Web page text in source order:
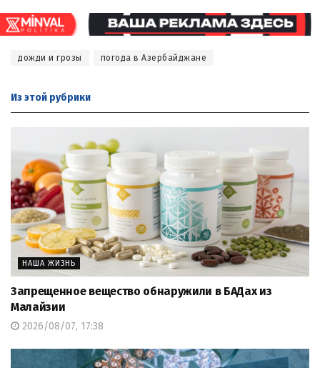
дожди и грозы погода в Азербайджане
Из этой рубрики
НАША ЖИЗНЬ
Запрещенное вещество обнаружили в БАДах из
Малайзии
2026/08/07, 17:38